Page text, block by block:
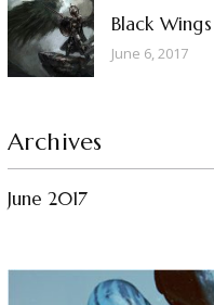
Black Wings
June 6, 2017
Archives
June 2017